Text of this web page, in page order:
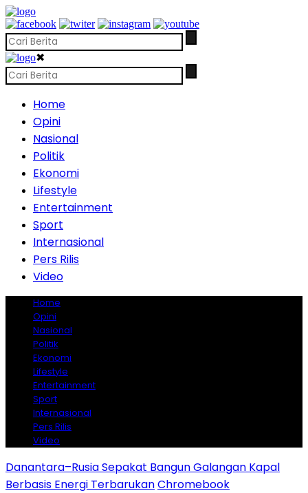
✖
Home
Opini
Nasional
Politik
Ekonomi
Lifestyle
Entertainment
Sport
Internasional
Pers Rilis
Video
Home
Opini
Nasional
Politik
Ekonomi
Lifestyle
Entertainment
Sport
Internasional
Pers Rilis
Video
Danantara–Rusia Sepakat Bangun Galangan Kapal
Berbasis Energi TerbarukanChromebook